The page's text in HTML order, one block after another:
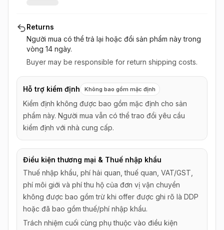
Returns
Người mua có thể trả lại hoặc đổi sản phẩm này trong
vòng 14 ngày.
Buyer may be responsible for return shipping costs.
Hỗ trợ kiểm định Không bao gồm mặc định
Kiểm định không được bao gồm mặc định cho sản
phẩm này. Người mua vẫn có thể trao đổi yêu cầu
kiểm định với nhà cung cấp.
Điều kiện thương mại & Thuế nhập khẩu
Thuế nhập khẩu, phí hải quan, thuế quan, VAT/GST,
phí môi giới và phí thu hộ của đơn vị vận chuyển
không được bao gồm trừ khi offer được ghi rõ là DDP
hoặc đã bao gồm thuế/phí nhập khẩu.
Trách nhiệm cuối cùng phụ thuộc vào điều kiện